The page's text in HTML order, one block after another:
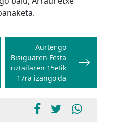
Aurtengo
Bisiguaren Festa
uztailaren 15etik
17ra izango da